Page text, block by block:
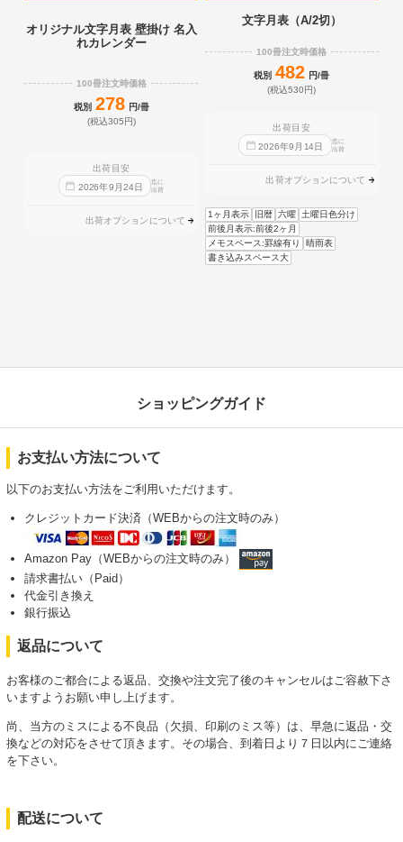
オリジナル文字月表 壁掛け 名入
れカレンダー
100冊注文時価格
税別 278 円/冊
(税込305円)
出荷目安
2026年9 月24日
迄に
出荷
出荷オプションについて
文字月表（A/2切）
100冊注文時価格
税別 482 円/冊
(税込530円)
出荷目安
2026年9 月 14日
迄に
出荷
出荷オプションについて
1ヶ月表示 旧暦 六曜 土曜日色分け
前後月表示:前後2ヶ月
メモスペース:罫線有り
晴雨表
書き込みスペース大
ショッピングガイド
お支払い方法について
以下のお支払い方法をご利用いただけます。
クレジットカード決済（WEBからの注文時のみ）
Amazon Pay（WEBからの注文時のみ）
請求書払い（Paid）
代金引き換え
銀行振込
返品について
お客様のご都合による返品、交換や注文完了後のキャンセルはご容赦下さ
いますようお願い申し上げます。
尚、当方のミスによる不良品（欠損、印刷のミス等）は、早急に返品・交
換などの対応をさせて頂きます。その場合、到着日より７日以内にご連絡
を下さい。
配送について